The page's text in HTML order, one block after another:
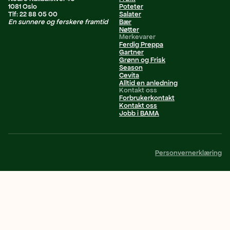
1081 Oslo
Tlf: 22 88 05 00
En sunnere og ferskere framtid
Poteter
Salater
Bær
Nøtter
Merkevarer
Ferdig Preppa
Gartner
Grønn og Frisk
Season
Cevita
Alltid en anledning
Kontakt oss
Forbrukerkontakt
Kontakt oss
Jobb i BAMA
Personvernerklæring